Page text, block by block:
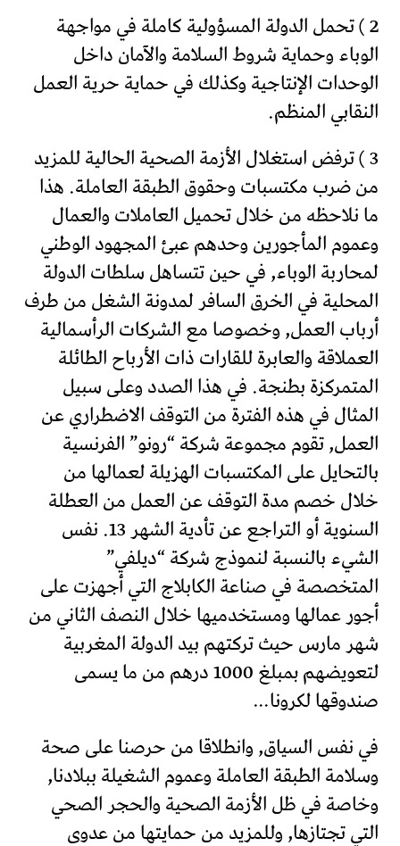
2 ) تحمل الدولة المسؤولية كاملة في مواجهة
الوباء وحماية شروط السلامة والآمان داخل
الوحدات الإنتاجية وكذلك في حماية حرية العمل
النقابي المنظم.
3 ) ترفض استغلال الأزمة الصحية الحالية للمزيد
من ضرب مكتسبات وحقوق الطبقة العاملة. هذا
ما نلاحظه من خلال تحميل العاملات والعمال
وعموم المأجورين وحدهم عبئ المجهود الوطني
لمحاربة الوباء, في حين تتساهل سلطات الدولة
المحلية في الخرق السافر لمدونة الشغل من طرف
أرباب العمل, وخصوصا مع الشركات الرأسمالية
العملاقة والعابرة للقارات ذات الأرباح الطائلة
المتمركزة بطنجة. في هذا الصدد وعلى سبيل
المثال في هذه الفترة من التوقف الاضطراري عن
العمل, تقوم مجموعة شركة “رونو” الفرنسية
بالتحايل على المكتسبات الهزيلة لعمالها من
خلال خصم مدة التوقف عن العمل من العطلة
السنوية أو التراجع عن تأدية الشهر 13. نفس
الشيء بالنسبة لنموذج شركة “ديلفي”
المتخصصة في صناعة الكابلاج التي أجهزت على
أجور عمالها ومستخدميها خلال النصف الثاني من
شهر مارس حيث تركتهم بيد الدولة المغربية
لتعويضهم بمبلغ 1000 درهم من ما يسمى
صندوقها لكرونا…
في نفس السياق, وانطلاقا من حرصنا على صحة
وسلامة الطبقة العاملة وعموم الشغيلة ببلادنا,
وخاصة في ظل الأزمة الصحية والحجر الصحي
التي تجتازها, وللمزيد من حمايتها من عدوى